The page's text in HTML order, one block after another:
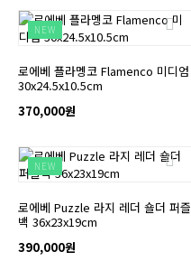
NEW
로에베 플라멩코 Flamenco 미디엄
30x24.5x10.5cm
370,000원
NEW
로에베 Puzzle 라지 레더 숄더 퍼즐
백 36x23x19cm
390,000원